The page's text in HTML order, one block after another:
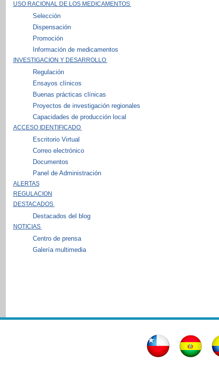
USO RACIONAL DE LOS MEDICAMENTOS
Selección
Dispensación
Promoción
Información de medicamentos
INVESTIGACION Y DESARROLLO
Regulación
Ensayos clínicos
Buenas prácticas clínicas
Proyectos de investigación regionales
Capacidades de producción local
ACCESO IDENTIFICADO
Escritorio Virtual
Correo electrónico
Documentos
Panel de Administración
ALERTAS
REGULACION
DESTACADOS
Destacados del blog
NOTICIAS
Centro de prensa
Galería multimedia